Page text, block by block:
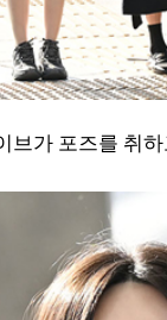
브가 포즈를 취